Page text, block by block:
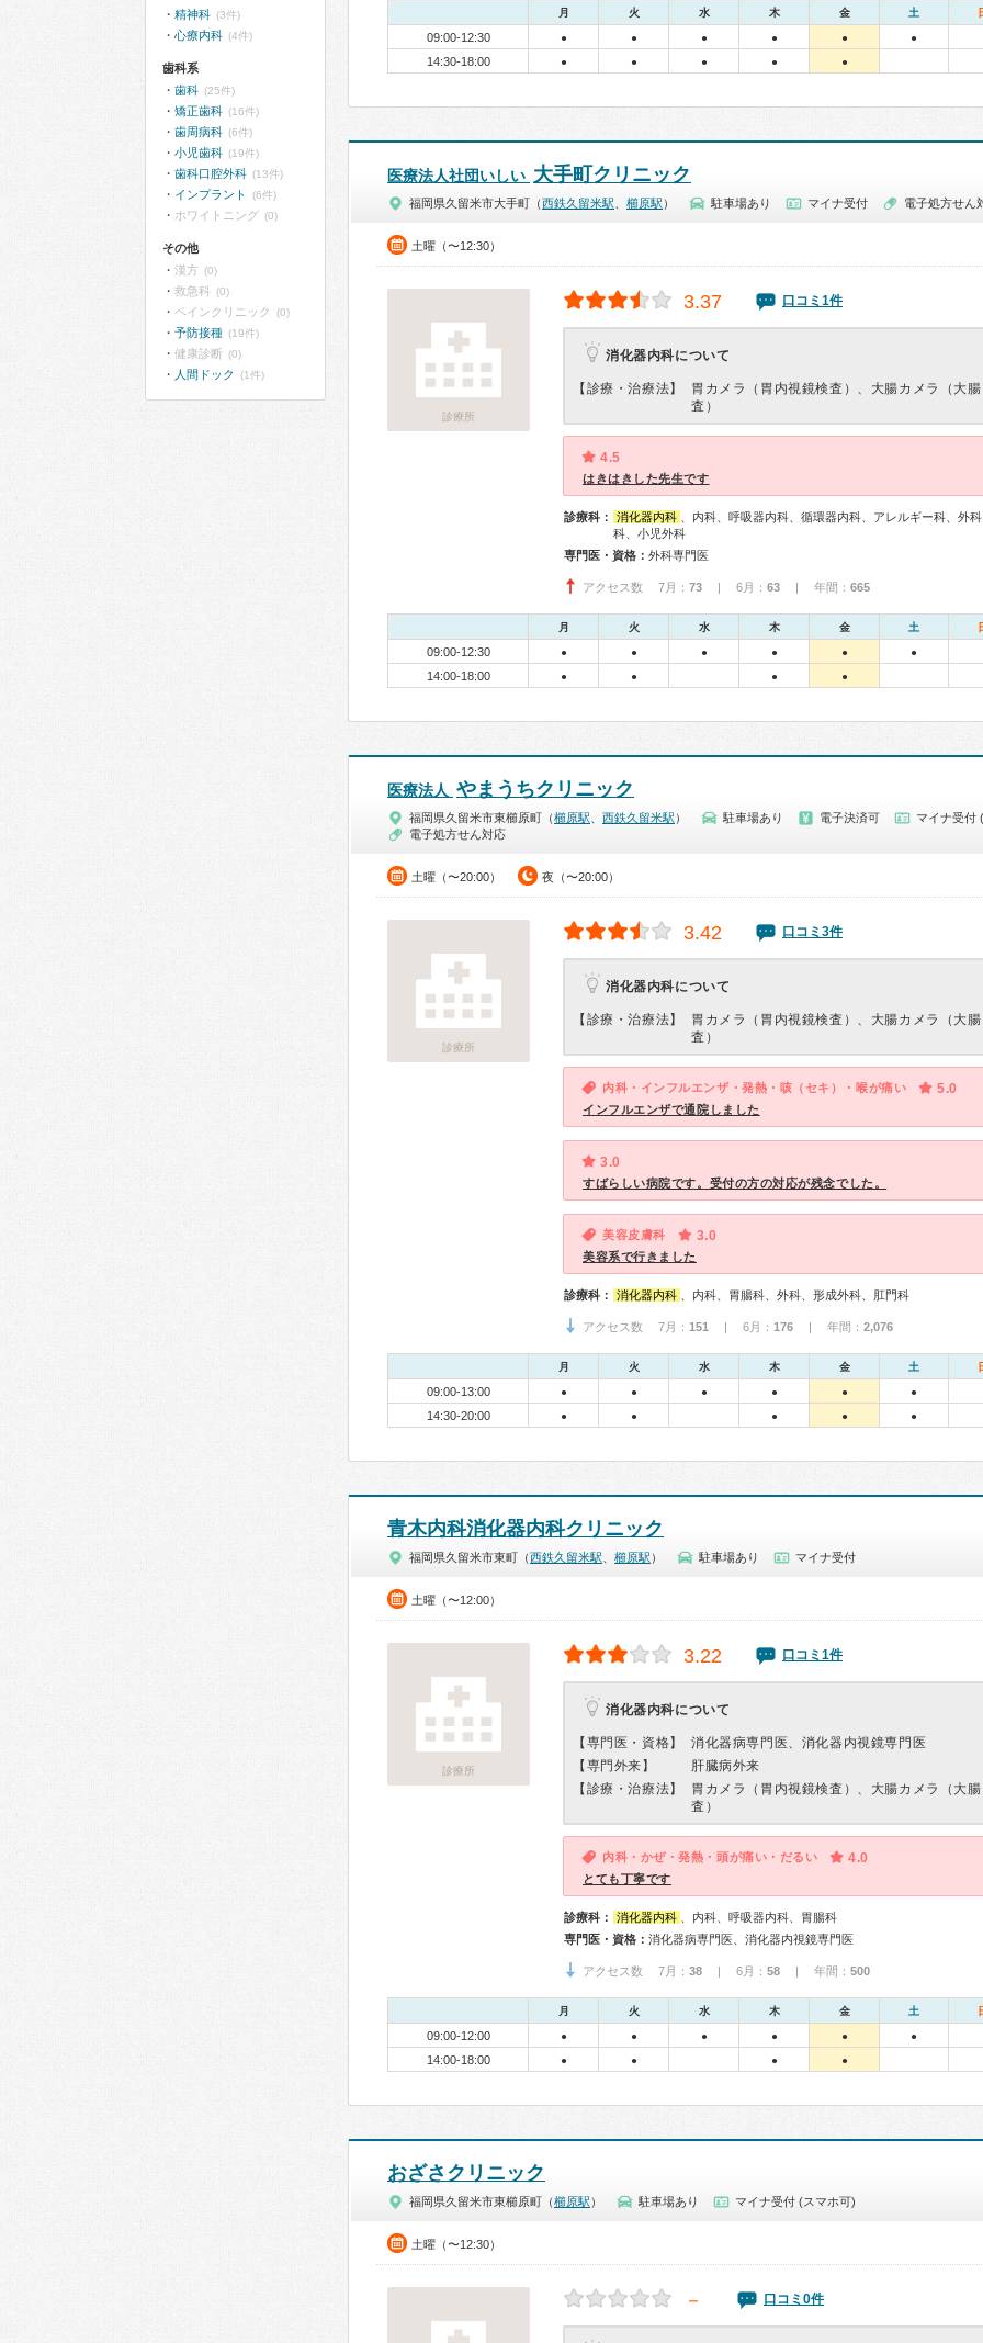
月 火 水 木 金 土
09:00-12:30 ● ● ● ● ● ●
14:30-18:00 ● ● ● ● ●
医療法人社団いしい 大手町クリニック
福岡県久留米市大手町（西鉄久留米駅 櫛原駅 ） 駐車場あり マイナ受付 電子処方せん
土曜（〜12:30）
診療所
3.37 口コミ1件
消化器内科について
【診療・治療法】
胃カメラ（胃内視鏡検査）、大腸カメラ（大
査）
4.5
はきはきした先生です
診療科： 消化器内科
、内科、呼吸器内科、循環器内科、アレルギー科、外
科、小児外科
専門医・資格： 外科専門医
アクセス数 7月： 73 | 6月： 63 | 年間： 665
月 火 水 木 金 土
09:00-12:30 ● ● ● ● ● ●
14:00-18:00 ● ● ● ●
医療法人 やまうちクリニック
福岡県久留米市東櫛原町（櫛原駅 西鉄久留米駅 ） 駐車場あり 電子決済可
マイナ受付
電子処方せん対応
土曜（〜20:00） 夜（〜20:00）
診療所
3.42 口コミ3件
消化器内科について
【診療・治療法】
胃カメラ（胃内視鏡検査）、大腸カメラ（大
査）
内科・インフルエンザ・発熱・咳（セキ）・喉が痛い 5.0
インフルエンザで通院しました
3.0
すばらしい病院です。受付の方の対応が残念でした。
美容皮膚科 3.0
美容系で行きました
診療科： 消化器内科 、内科、胃腸科、外科、形成外科、肛門科
アクセス数 7月： 151 | 6月： 176 | 年間： 2,076
月 火 水 木 金 土
09:00-13:00 ● ● ● ● ● ●
14:30-20:00 ● ● ● ● ●
青木内科消化器内科クリニック
福岡県久留米市東町（西鉄久留米駅 櫛原駅 ） 駐車場あり マイナ受付
土曜（〜12:00）
診療所
3.22 口コミ1件
消化器内科について
【専門医・資格】
消化器病専門医、消化器内視鏡専門医
【専門外来】
肝臓病外来
【診療・治療法】
胃カメラ（胃内視鏡検査）、大腸カメラ（大
査）
内科・かぜ・発熱・頭が痛い・だるい 4.0
とても丁寧です
診療科： 消化器内科
、内科、呼吸器内科、胃腸科
専門医・資格： 消化器病専門医、消化器内視鏡専門医
アクセス数 7月： 38 | 6月： 58 | 年間： 500
月 火 水 木 金 土
09:00-12:00 ● ● ● ● ● ●
14:00-18:00 ● ● ● ●
おざさクリニック
福岡県久留米市東櫛原町（櫛原駅 ） 駐車場あり マイナ受付 (スマホ可)
土曜（〜12:30）
－ 口コミ0件
精神科 (3件)
心療内科 (4件)
歯科系
歯科 (25件)
矯正歯科 (16件)
歯周病科 (6件)
小児歯科 (19件)
歯科口腔外科 (13件)
インプラント (6件)
ホワイトニング (0)
その他
漢方 (0)
救急科 (0)
ペインクリニック (0)
予防接種 (19件)
健康診断 (0)
人間ドック (1件)